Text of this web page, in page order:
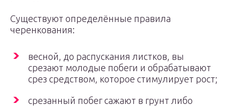
Существуют определённые правила
черенкования:
весной, до распускания листков, вы
срезают молодые побеги и обрабатывают
срез средством, которое стимулирует рост;
срезанный побег сажают в грунт либо